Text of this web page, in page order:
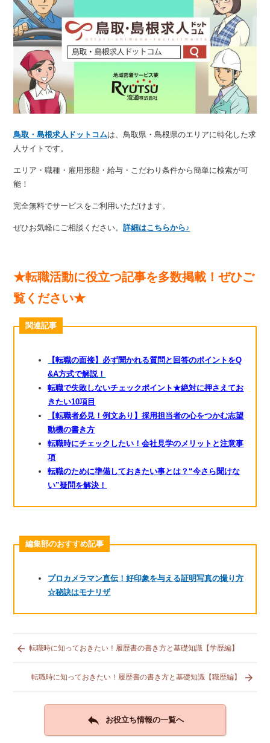
鳥取・島根求人ドットコムは、鳥取県・島根県のエリアに特化した求
人サイトです。
エリア・職種・雇用形態・給与・こだわり条件から簡単に検索が可
能！
完全無料でサービスをご利用いただけます。
ぜひお気軽にご相談ください。詳細はこちらから♪
★転職活動に役立つ記事を多数掲載！ぜひご
覧ください★
関連記事
【転職の面接】必ず聞かれる質問と回答のポイントをQ
&A方式で解説！
転職で失敗しないチェックポイント★絶対に押さえてお
きたい10項目
【転職者必見！例文あり】採用担当者の心をつかむ志望
動機の書き方
転職時にチェックしたい！会社見学のメリットと注意事
項
転職のために準備しておきたい事とは？“今さら聞けな
い”疑問を解決！
編集部のおすすめ記事
プロカメラマン直伝！好印象を与える証明写真の撮り方
☆秘訣はモナリザ
 転職時に知っておきたい！履歴書の書き方と基礎知識【学歴編】

転職時に知っておきたい！履歴書の書き方と基礎知識【職歴編】
 お役立ち情報の一覧へ